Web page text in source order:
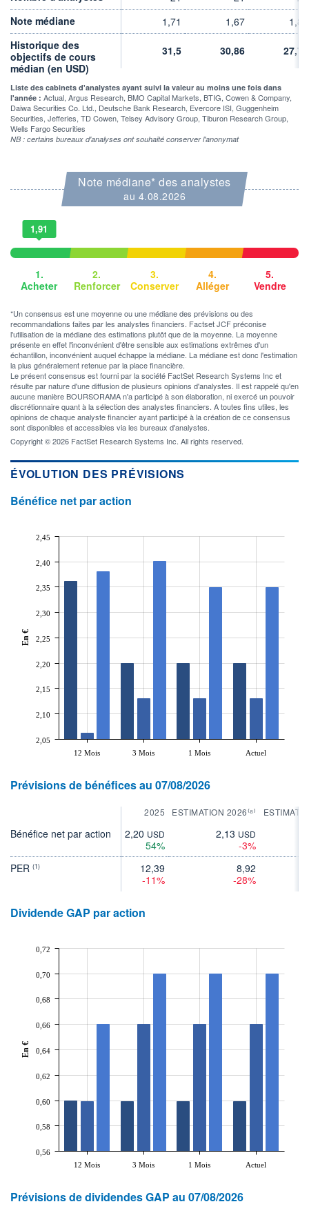
ÉCHANGE
22.08.24 / 22:00:00
ÉLIGIBILITÉ
BOURSOVIE LUX
14,5/100 (faible)
+ PORTEFEUILLE + LISTE
Note médiane
1,71 1,67
1,86
Historique des
objectifs de cours
médian (en USD)
31,5 30,86 27,71
Liste des cabinets d'analystes ayant suivi la valeur au moins une fois dans
l'année : Actual, Argus Research, BMO Capital Markets, BTIG, Cowen & Company,
Daiwa Securities Co. Ltd., Deutsche Bank Research, Evercore ISI, Guggenheim
Securities, Jefferies, TD Cowen, Telsey Advisory Group, Tiburon Research Group,
Wells Fargo Securities
NB : certains bureaux d'analyses ont souhaité conserver l'anonymat
Note médiane* des analystes
au 4.08.2026
1,91
1.
Acheter
2.
Renforcer
3.
Conserver
4.
Alléger
5.
Vendre
*Un consensus est une moyenne ou une médiane des prévisions ou des
recommandations faites par les analystes financiers. Factset JCF préconise
l'utilisation de la médiane des estimations plutôt que de la moyenne. La moyenne
présente en effet l'inconvénient d'être sensible aux estimations extrêmes d'un
échantillon, inconvénient auquel échappe la médiane. La médiane est donc l'estimation
la plus généralement retenue par la place financière.
Le présent consensus est fourni par la société FactSet Research Systems Inc et
résulte par nature d'une diffusion de plusieurs opinions d'analystes. Il est rappelé qu'en
aucune manière BOURSORAMA n'a participé à son élaboration, ni exercé un pouvoir
discrétionnaire quant à la sélection des analystes financiers. A toutes fins utiles, les
opinions de chaque analyste financier ayant participé à la création de ce consensus
sont disponibles et accessibles via les bureaux d'analystes.
Copyright © 2026 FactSet Research Systems Inc. All rights reserved.
ÉVOLUTION DES PRÉVISIONS
Bénéfice net par action
12 Mois 3 Mois 1 Mois Actuel
2,05
2,10
2,15
2,20
2,25
2,30
2,35
2,40
2,45
En €
Prévisions de bénéfices au 07/08/2026
2025 ESTIMATION 2026⁽⁸⁾
Bénéfice net par action 2,20 USD
54%
2,13 USD
-3%
PER (1)
12,39
-11%
8,92
-28%
Dividende GAP par action
12 Mois 3 Mois 1 Mois Actuel
0,56
0,58
0,60
0,62
0,64
0,66
0,68
0,70
0,72
En €
Prévisions de dividendes GAP au 07/08/2026